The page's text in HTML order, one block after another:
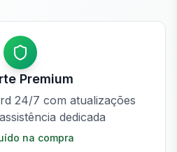
Premium
24/7 com atualizações
dedicada
na compra